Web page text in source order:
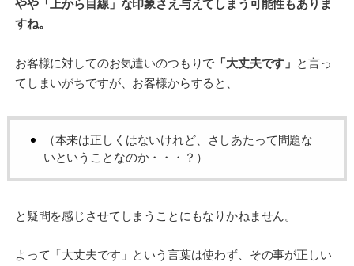
やや「上から目線」な印象さえ与えてしまう可能性もありま
すね。
お客様に対してのお気遣いのつもりで 「大丈夫です」 と言っ
てしまいがちですが、お客様からすると、
（本来は正しくはないけれど、さしあたって問題な
いということなのか・・・？）
と疑問を感じさせてしまうことにもなりかねません。
よって「大丈夫です」という言葉は使わず、その事が正しい